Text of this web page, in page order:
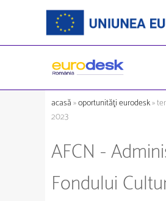
acasă»oportunităţi eurodesk»
2023
AFCN -
Fondului